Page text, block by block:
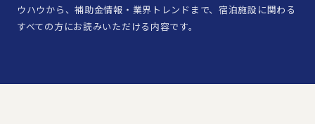
ウハウから、補助金情報・業界トレンドまで、宿泊施設に関わる
すべての方にお読みいただける内容です。